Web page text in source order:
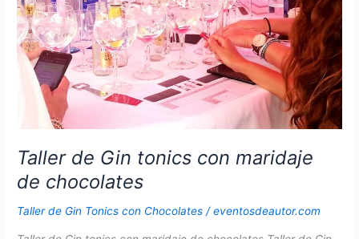
Taller de Gin tonics con maridaje
de chocolates
Taller de Gin Tonics con Chocolates /eventosdeautor.com